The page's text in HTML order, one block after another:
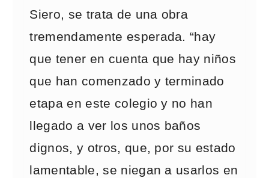
Siero, se trata de una obra
tremendamente esperada. “hay
que tener en cuenta que hay niños
que han comenzado y terminado
etapa en este colegio y no han
llegado a ver los unos baños
dignos, y otros, que, por su estado
lamentable, se niegan a usarlos en